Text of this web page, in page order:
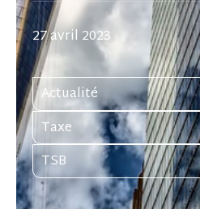
27 avril 2023
Actualité
Taxe
TSB